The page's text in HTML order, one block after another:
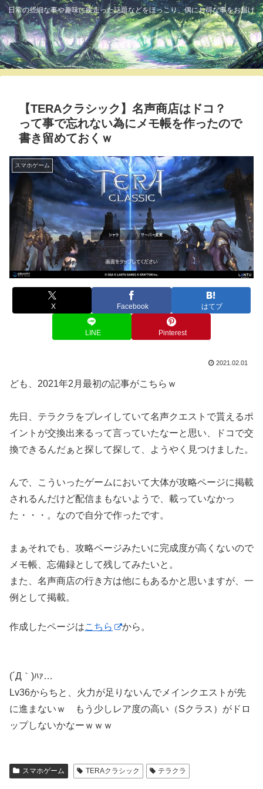
日常の些細な事や趣味に疾走った話題などをほっこり、偶にお得な事をお届け
ふっくら
【TERAクラシック】名声商店はドコ？
って事で忘れない為にメモ帳を作ったので
書き留めておくｗ
スマホゲーム
X Facebook はてブ
LINE Pinterest
2021.02.01
ども、2021年2月最初の記事がこちらｗ
先日、テラクラをプレイしていて名声クエストで貰えるポ
イントが交換出来るって言っていたなーと思い、ドコで交
換できるんだぁと探して探して、ようやく見つけました。
んで、こういったゲームにおいて大体が攻略ページに掲載
されるんだけど配信まもないようで、載っていなかっ
た・・・。なので自分で作ったです。
まぁそれでも、攻略ページみたいに完成度が高くないので
メモ帳、忘備録として残してみたいと。
また、名声商店の行き方は他にもあるかと思いますが、一
例として掲載。
作成したページはこちら から。
(´Д｀)ﾊｧ…
Lv36からちと、火力が足りないんでメインクエストが先
に進まないｗ もう少しレア度の高い（Sクラス）がドロ
ップしないかなーｗｗｗ
スマホゲーム TERAクラシック テラクラ